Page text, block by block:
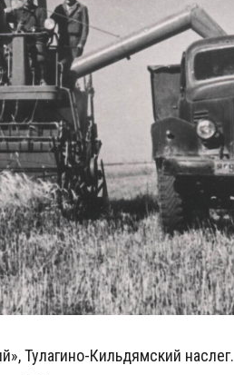
Тулагино-Кильдямский наслег.